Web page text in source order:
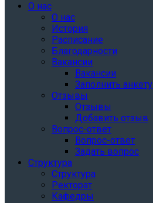
О нас
О нас
История
Расписание
Благодарности
Вакансии
Вакансии
Заполнить анкету
Отзывы
Отзывы
Добавить отзыв
Вопрос-ответ
Вопрос-ответ
Задать вопрос
Структура
Структура
Ректорат
Кафедры